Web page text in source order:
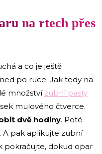
na rtech přes
a co je ještě
po ruce. Jak tedy na
množství zubní pasty
mulového čtverce.
dvě hodiny. Poté
A pak aplikujte zubní
pokračujte, dokud opar